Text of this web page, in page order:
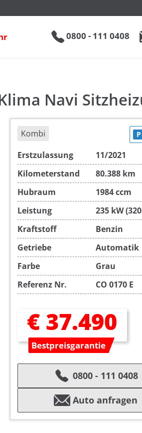
0800 - 111 0408
VW Arteon Shooting Brake 2.0 TSI R 4M 3-Zonen-Klima Navi Sitzheizung
Navi
Kombi P
Erstzulassung
11/2021
Kilometerstand
80.388 km
Hubraum
1984 ccm
Leistung
235 kW
Kraftstoff
Benzin
Getriebe
Automatik
Farbe
Grau
Referenz Nr.
CO 0170 E
€ 37.490
Bestpreisgarantie
0800 - 111 0408
Auto anfragen